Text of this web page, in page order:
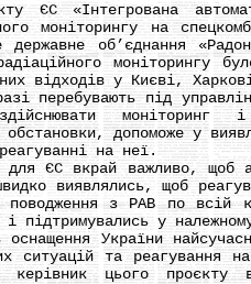
«Інтегрована
моніторингу на
державне об’єднання
моніторингу
відходів у Києві,
перебувають під
моніторинг і
обстановки, допоможе у
на неї.
ЄС вкрай важливо, щоб
виявлялись, щоб
з РАВ по всій
і підтримувались у
оснащення України
ситуацій та реагування
цього проєкту